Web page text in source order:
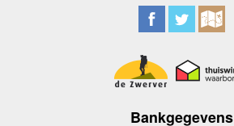
Bankgegevens